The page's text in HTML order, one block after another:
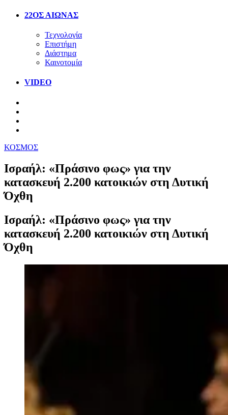
22ΟΣ ΑΙΩΝΑΣ
Τεχνολογία
Επιστήμη
Διάστημα
Καινοτομία
VIDEO
ΚΟΣΜΟΣ
Ισραήλ: «Πράσινο φως» για την
κατασκευή 2.200 κατοικιών στη Δυτική
Όχθη
Ισραήλ: «Πράσινο φως» για την
κατασκευή 2.200 κατοικιών στη Δυτική
Όχθη